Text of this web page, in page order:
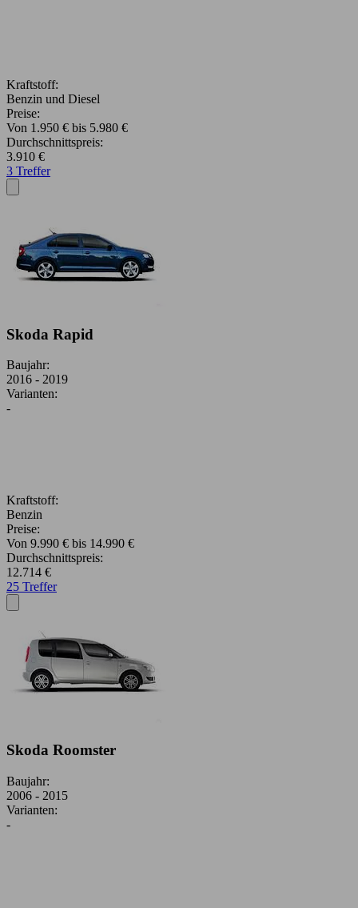
Kraftstoff:
Benzin und Diesel
Preise:
Von 1.950 € bis 5.980 €
Durchschnittspreis:
3.910 €
3 Treffer
Skoda Rapid
Baujahr:
2016 - 2019
Varianten:
-
Kraftstoff:
Benzin
Preise:
Von 9.990 € bis 14.990 €
Durchschnittspreis:
12.714 €
25 Treffer
Skoda Roomster
Baujahr:
2006 - 2015
Varianten:
-